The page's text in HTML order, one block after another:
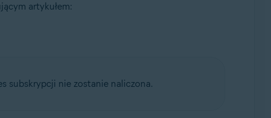
artykułem:
subskrypcji nie zostanie naliczona.